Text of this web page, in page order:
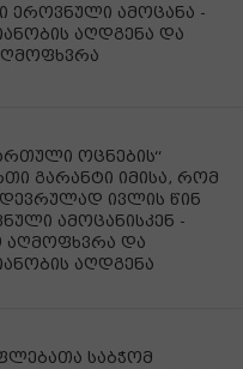
ეროვნული ამოცანა -
აღდგენა და
ოცნების“
გარანტი იმისა, რომ
ივლის წინ
ამოცანისკენ -
აღმოფხვრა და
აღდგენა
საბჭომ